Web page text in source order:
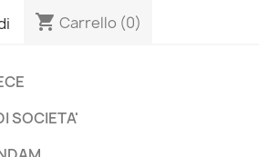
shopping_cart Carrello (0)
SOCIETA'